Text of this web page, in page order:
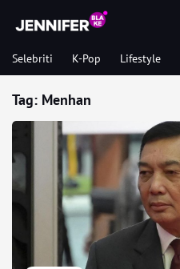
Selebriti K-Pop Lifestyle
Tag: Menhan